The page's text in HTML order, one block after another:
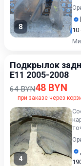
8
Подкрылок
E11 2005-2008
64 BYN48 BYN
при заказе через
4